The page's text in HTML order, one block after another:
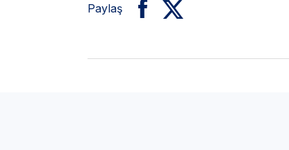
Paylaş